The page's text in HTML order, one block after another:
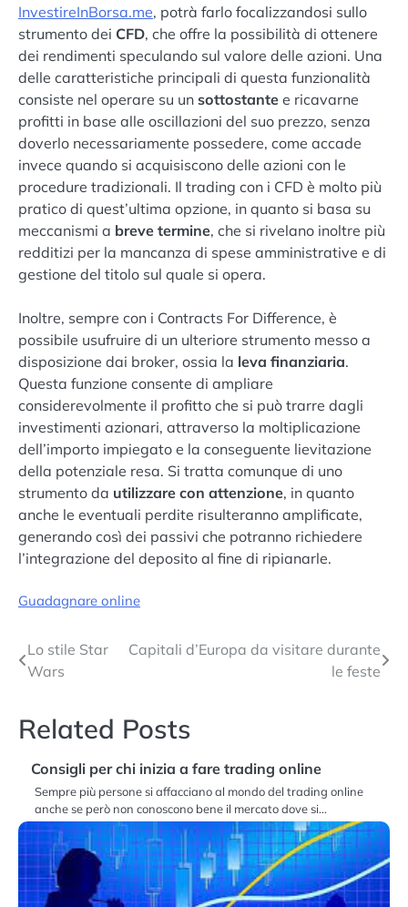
InvestireInBorsa.me, potrà farlo focalizzandosi sullo
strumento dei CFD, che offre la possibilità di ottenere
dei rendimenti speculando sul valore delle azioni. Una
delle caratteristiche principali di questa funzionalità
consiste nel operare su un sottostante e ricavarne
profitti in base alle oscillazioni del suo prezzo, senza
doverlo necessariamente possedere, come accade
invece quando si acquisiscono delle azioni con le
procedure tradizionali. Il trading con i CFD è molto più
pratico di quest’ultima opzione, in quanto si basa su
meccanismi a breve termine, che si rivelano inoltre più
redditizi per la mancanza di spese amministrative e di
gestione del titolo sul quale si opera.
Inoltre, sempre con i Contracts For Difference, è
possibile usufruire di un ulteriore strumento messo a
disposizione dai broker, ossia la leva finanziaria.
Questa funzione consente di ampliare
considerevolmente il profitto che si può trarre dagli
investimenti azionari, attraverso la moltiplicazione
dell’importo impiegato e la conseguente lievitazione
della potenziale resa. Si tratta comunque di uno
strumento da utilizzare con attenzione, in quanto
anche le eventuali perdite risulteranno amplificate,
generando così dei passivi che potranno richiedere
l’integrazione del deposito al fine di ripianarle.
Guadagnare online
Navigazione
Lo stile Star
Wars
Capitali d’Europa da visitare durante
le feste
Related Posts
Consigli per chi inizia a fare trading online
Sempre più persone si affacciano al mondo del trading online
anche se però non conoscono bene il mercato dove si…